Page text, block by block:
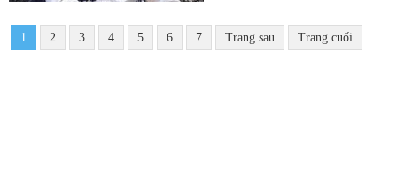
1 2 3 4 5 6 7 Trang sau Trang cuối